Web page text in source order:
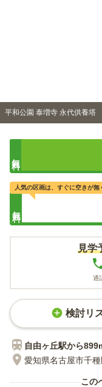
平和公園 泰増寺 永代供養塔
人気の区画は、すぐに空きが無
見学
通
検討リ
自由ヶ丘駅から
愛知県名古屋市千
この